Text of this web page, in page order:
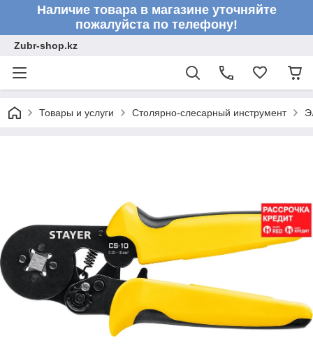
Наличие товара в магазине уточняйте
пожалуйста по телефону!
Zubr-shop.kz
Товары и услуги Столярно-слесарный инструмент